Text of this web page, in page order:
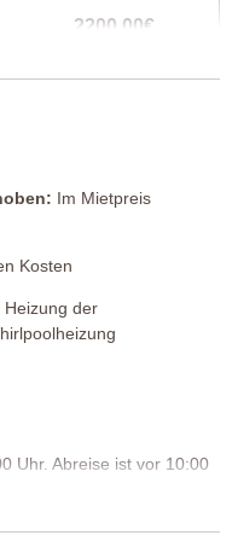
umgestellt werden),
2200,00€
Im Mietpreis
Kosten
Heizung der
Uhr. Abreise ist vor 10:00